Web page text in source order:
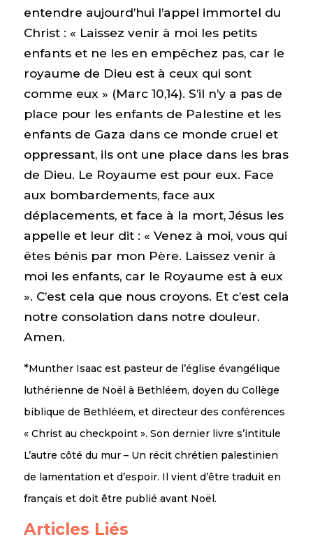
entendre aujourd’hui l’appel immortel du
Christ : « Laissez venir à moi les petits
enfants et ne les en empêchez pas, car le
royaume de Dieu est à ceux qui sont
comme eux » (Marc 10,14). S’il n’y a pas de
place pour les enfants de Palestine et les
enfants de Gaza dans ce monde cruel et
oppressant, ils ont une place dans les bras
de Dieu. Le Royaume est pour eux. Face
aux bombardements, face aux
déplacements, et face à la mort, Jésus les
appelle et leur dit : « Venez à moi, vous qui
êtes bénis par mon Père. Laissez venir à
moi les enfants, car le Royaume est à eux
». C’est cela que nous croyons. Et c’est cela
notre consolation dans notre douleur.
Amen.
*Munther Isaac est pasteur de l’église évangélique
luthérienne de Noël à Bethléem, doyen du Collège
biblique de Bethléem, et directeur des conférences
« Christ au checkpoint ». Son dernier livre s’intitule
L’autre côté du mur – Un récit chrétien palestinien
de lamentation et d’espoir. Il vient d’être traduit en
français et doit être publié avant Noël.
Articles Liés